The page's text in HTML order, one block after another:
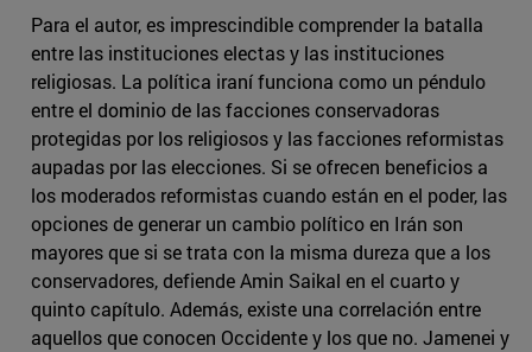
Para el autor, es imprescindible comprender la batalla
entre las instituciones electas y las instituciones
religiosas. La política iraní funciona como un péndulo
entre el dominio de las facciones conservadoras
protegidas por los religiosos y las facciones reformistas
aupadas por las elecciones. Si se ofrecen beneficios a
los moderados reformistas cuando están en el poder, las
opciones de generar un cambio político en Irán son
mayores que si se trata con la misma dureza que a los
conservadores, defiende Amin Saikal en el cuarto y
quinto capítulo. Además, existe una correlación entre
aquellos que conocen Occidente y los que no. Jamenei y